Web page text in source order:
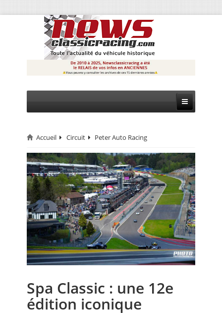
CIRCUIT
RALLYE
MONTAGNE
EVÈNEMENTS
CALENDRIER
FOCUS
ANNUAIRES
PETITES ANNONCES
Accueil Circuit Peter Auto Racing
Spa Classic : une 12e
édition iconique